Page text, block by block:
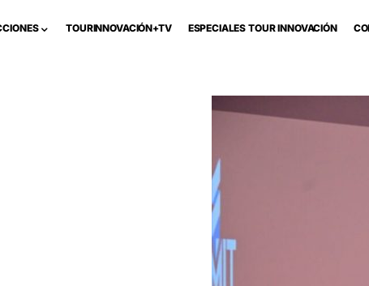
TOURINNOVACIÓN+TV ESPECIALES TOUR INNOVACIÓN